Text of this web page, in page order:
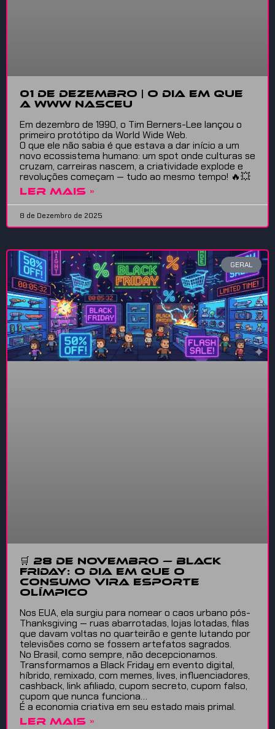
01 DE DEZEMBRO | O DIA EM QUE
A WWW NASCEU
Em dezembro de 1990, o Tim Berners-Lee lançou o
primeiro protótipo da World Wide Web.
O que ele não sabia é que estava a dar início a um
novo ecossistema humano: um spot onde culturas se
cruzam, carreiras nascem, a criatividade explode e
revoluções começam — tudo ao mesmo tempo! 🔥💥
LER MAIS »
8 de Dezembro de 2025
GERAL
🛒 28 de Novembro — Black
Friday: O Dia em que o
Consumo Vira Esporte
Olímpico
Nos EUA, ela surgiu para nomear o caos urbano pós-
Thanksgiving — ruas abarrotadas, lojas lotadas, filas
que davam voltas no quarteirão e gente lutando por
televisões como se fossem artefatos sagrados.
No Brasil, como sempre, não decepcionamos.
Transformamos a Black Friday em evento digital,
híbrido, remixado, com memes, lives, influenciadores,
cashback, link afiliado, cupom secreto, cupom falso,
cupom que nunca funciona…
É a economia criativa em seu estado mais primal.
LER MAIS »